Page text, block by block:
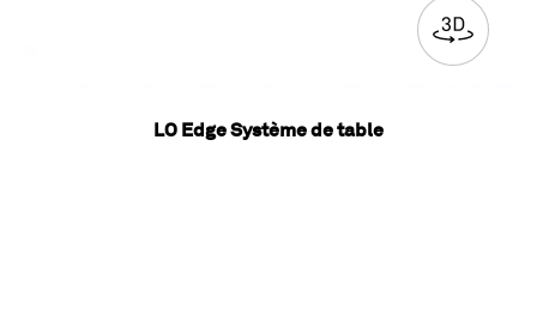
LO Edge Système de table